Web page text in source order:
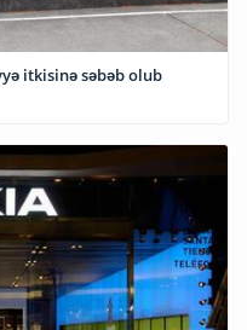
itkisinə səbəb olub